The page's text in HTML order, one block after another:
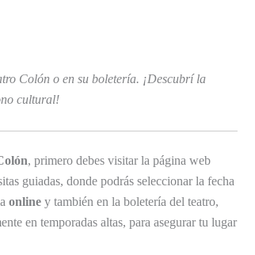
Colón o en su boletería. ¡Descubrí la
cultural!
, primero debes visitar la página web
guiadas, donde podrás seleccionar la fecha
online y también en la boletería del teatro,
en temporadas altas, para asegurar tu lugar